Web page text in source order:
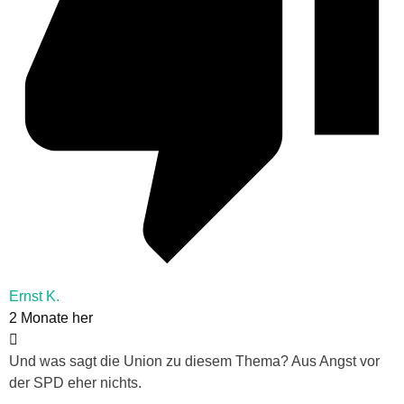
Ernst K.
2 Monate her
Und was sagt die Union zu diesem Thema? Aus Angst vor
der SPD eher nichts.